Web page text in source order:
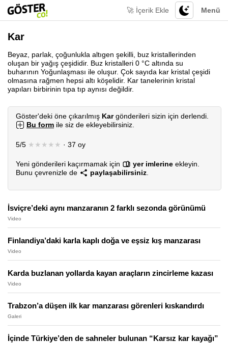
Menü
🚀 İçerik Ekle
Kar
Beyaz, parlak, çoğunlukla altıgen şekilli, buz kristallerinden
oluşan bir yağış çeşididir. Buz kristalleri 0 °C altında su
buharının Yoğunlaşması ile oluşur. Çok sayıda kar kristal çeşidi
olmasına rağmen hepsi altı köşelidir. Kar tanelerinin kristal
yapıları birbirinin tıpa tıp aynısı değildir.
Göster'deki öne çıkarılmış Kargönderileri sizin için derlendi.
Bu form ile siz de ekleyebilirsiniz.
5/5 ★★★★★ · 37 oy
Yeni gönderileri kaçırmamak için yer imlerine ekleyin.
Bunu çevrenizle de
paylaşabilirsiniz
İsviçre’deki aynı manzaranın 2 farklı sezonda görünümü
Video
Finlandiya’daki karla kaplı doğa ve eşsiz kış manzarası
Video
Karda buzlanan yollarda kayan araçların zincirleme kazası
Video
Trabzon’a düşen ilk kar manzarası görenleri kıskandırdı
Galeri
İçinde Türkiye’den de sahneler bulunan “Karsız kar kayağı”